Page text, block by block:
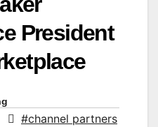
President
#channel partners